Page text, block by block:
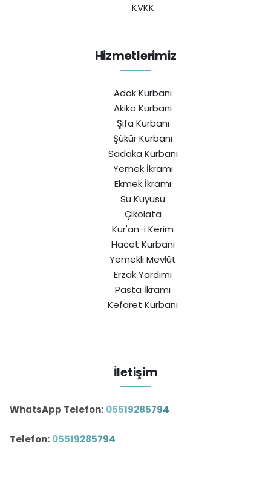
KVKK
Hizmetlerimiz
Adak Kurbanı
Akika Kurbanı
Şifa Kurbanı
Şükür Kurbanı
Sadaka Kurbanı
Yemek İkramı
Ekmek İkramı
Su Kuyusu
Çikolata
Kur'an-ı Kerim
Hacet Kurbanı
Yemekli Mevlüt
Erzak Yardımı
Pasta İkramı
Kefaret Kurbanı
İletişim
WhatsApp Telefon: 05519285794
Telefon: 05519285794